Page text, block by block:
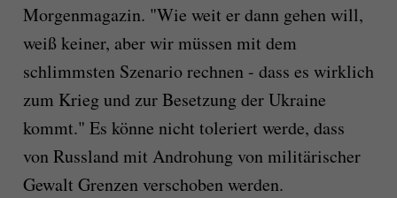
Morgenmagazin. "Wie weit er dann gehen will,
weiß keiner, aber wir müssen mit dem
schlimmsten Szenario rechnen - dass es wirklich
zum Krieg und zur Besetzung der Ukraine
kommt." Es könne nicht toleriert werde, dass
von Russland mit Androhung von militärischer
Gewalt Grenzen verschoben werden.